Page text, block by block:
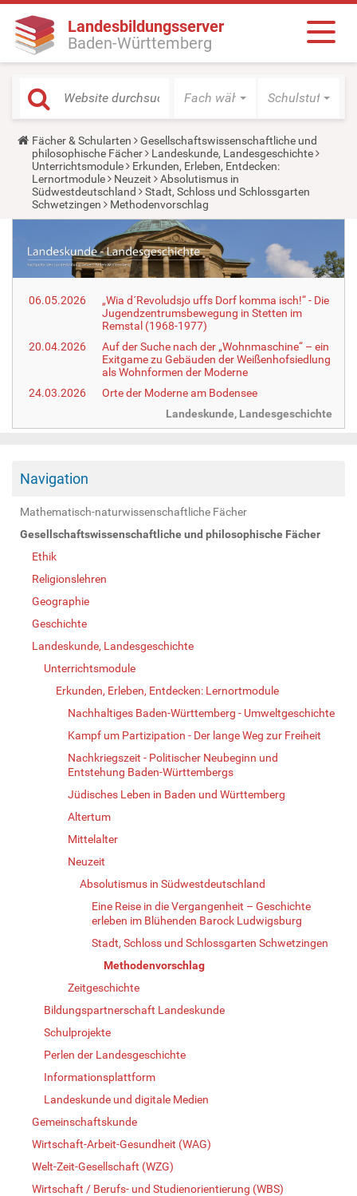
Landesbildungsserver
Baden-Württemberg
Fach wählen Schulstufe
Y
o
u
a
r
e
h
e
:
Fächer & Schularten
Gesellschaftswissenschaftliche und
philosophische Fächer
Landeskunde, Landesgeschichte
Unterrichtsmodule
Erkunden, Erleben, Entdecken:
Lernortmodule
Neuzeit
Absolutismus in
Südwestdeutschland
Stadt, Schloss und Schlossgarten
Schwetzingen
Methodenvorschlag
06.05.2026
„Wia d´Revoludsjo uffs Dorf komma isch!“ - Die
Jugendzentrumsbewegung in Stetten im
Remstal (1968-1977)
20.04.2026
Auf der Suche nach der „Wohnmaschine“ – ein
Exitgame zu Gebäuden der Weißenhofsiedlung
als Wohnformen der Moderne
24.03.2026
Orte der Moderne am Bodensee
Landeskunde, Landesgeschichte
Navigation
Mathematisch-naturwissenschaftliche Fächer
Gesellschaftswissenschaftliche und philosophische Fächer
Ethik
Religionslehren
Geographie
Geschichte
Landeskunde, Landesgeschichte
Unterrichtsmodule
Erkunden, Erleben, Entdecken: Lernortmodule
Nachhaltiges Baden-Württemberg - Umweltgeschichte
Kampf um Partizipation - Der lange Weg zur Freiheit
Nachkriegszeit - Politischer Neubeginn und
Entstehung Baden-Württembergs
Jüdisches Leben in Baden und Württemberg
Altertum
Mittelalter
Neuzeit
Absolutismus in Südwestdeutschland
Eine Reise in die Vergangenheit – Geschichte
erleben im Blühenden Barock Ludwigsburg
Stadt, Schloss und Schlossgarten Schwetzingen
Methodenvorschlag
Zeitgeschichte
Bildungspartnerschaft Landeskunde
Schulprojekte
Perlen der Landesgeschichte
Informationsplattform
Landeskunde und digitale Medien
Gemeinschaftskunde
Wirtschaft-Arbeit-Gesundheit (WAG)
Welt-Zeit-Gesellschaft (WZG)
Wirtschaft / Berufs- und Studienorientierung (WBS)